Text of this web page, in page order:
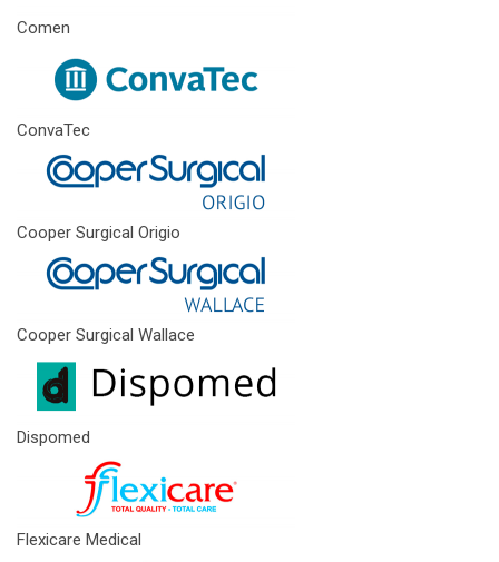
Comen
ConvaTec
Cooper Surgical Origio
Cooper Surgical Wallace
Dispomed
Flexicare Medical